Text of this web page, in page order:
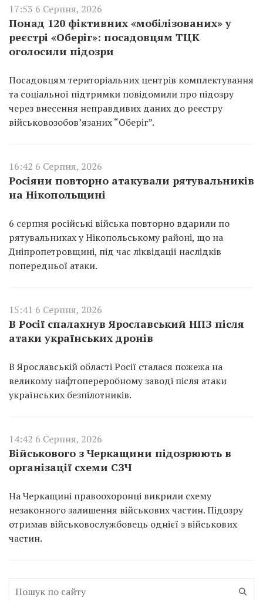
17:53 6 Серпня, 2026
Понад 120 фіктивних «мобілізованих» у
реєстрі «Оберіг»: посадовцям ТЦК
оголосили підозри
Посадовцям територіальних центрів комплектування
та соціальної підтримки повідомили про підозру
через внесення неправдивих даних до реєстру
військовозобов’язаних “Оберіг”.
16:42 6 Серпня, 2026
Росіяни повторно атакували рятувальників
на Нікопольщині
6 серпня російські війська повторно вдарили по
рятувальниках у Нікопольському районі, що на
Дніпропетровщині, під час ліквідації наслідків
попередньої атаки.
15:41 6 Серпня, 2026
В Росії спалахнув Ярославський НПЗ після
атаки українських дронів
В Ярославській області Росії сталася пожежа на
великому нафтопереробному заводі після атаки
українських безпілотників.
14:42 6 Серпня, 2026
Військового з Черкащини підозрюють в
організації схеми СЗЧ
На Черкащині правоохоронці викрили схему
незаконного залишення військових частин. Підозру
отримав військовослужбовець однієї з військових
частин.